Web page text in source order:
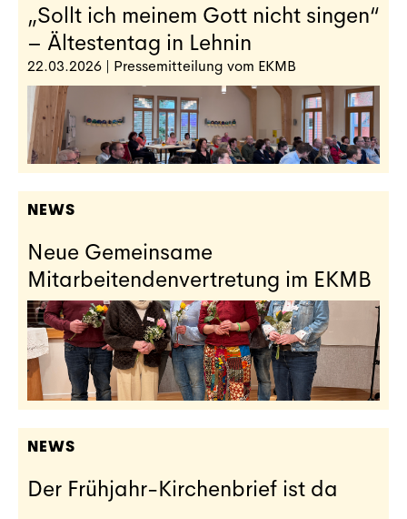
„Sollt ich meinem Gott nicht singen“
– Ältestentag in Lehnin
22.03.2026 | Pressemitteilung vom EKMB
NEWS
Neue Gemeinsame
Mitarbeitendenvertretung im EKMB
NEWS
Der Frühjahr-Kirchenbrief ist da